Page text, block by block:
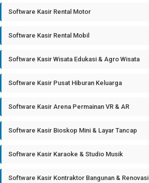
Software Kasir Rental Motor
Software Kasir Rental Mobil
Software Kasir Wisata Edukasi & Agro Wisata
Software Kasir Pusat Hiburan Keluarga
Software Kasir Arena Permainan VR & AR
Software Kasir Bioskop Mini & Layar Tancap
Software Kasir Karaoke & Studio Musik
Software Kasir Kontraktor Bangunan & Renovasi